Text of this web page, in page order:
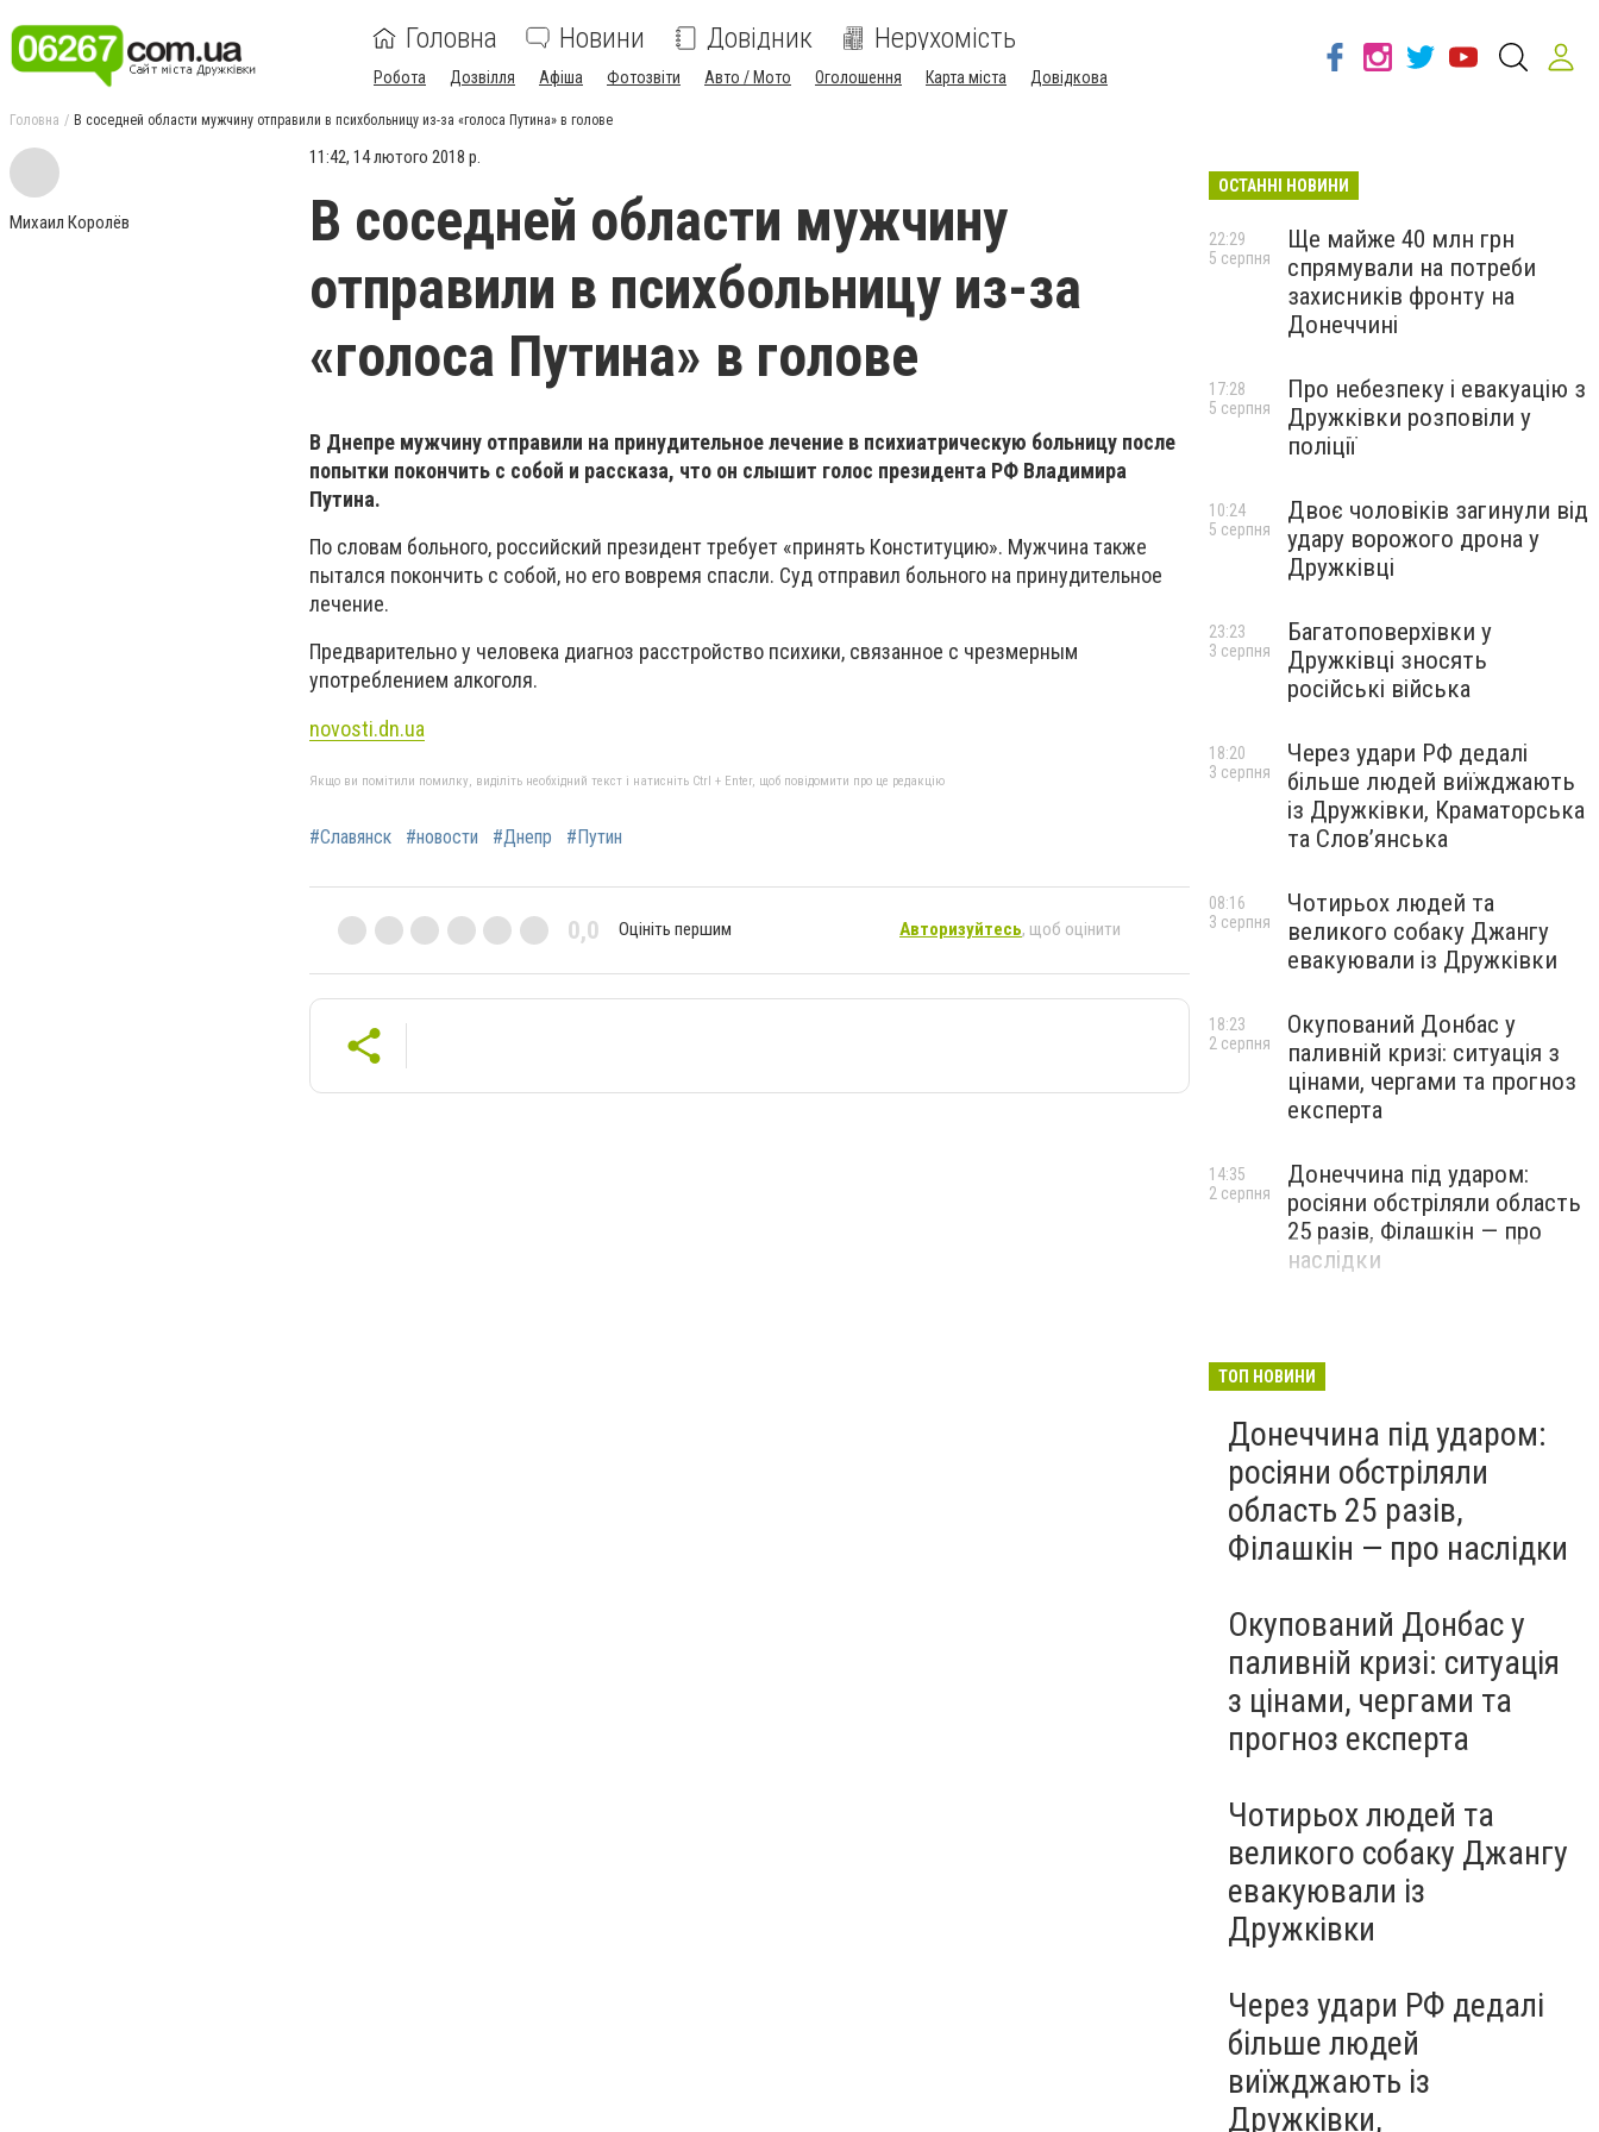
Головна Новини Довідник Нерухомість
Робота Дозвілля Афіша Фотозвіти Авто / Мото Оголошення Карта міста Довідкова
Головна В соседней области мужчину отправили в психбольницу из-за «голоса Путина» в голове
Михаил Королёв
11:42, 14 лютого 2018 р.
В соседней области мужчину
отправили в психбольницу из-за
«голоса Путина» в голове
В Днепре мужчину отправили на принудительное лечение в психиатрическую больницу после
попытки покончить с собой и рассказа, что он слышит голос президента РФ Владимира
Путина.
По словам больного, российский президент требует «принять Конституцию». Мужчина также
пытался покончить с собой, но его вовремя спасли. Суд отправил больного на принудительное
лечение.
Предварительно у человека диагноз расстройство психики, связанное с чрезмерным
употреблением алкоголя.
novosti.dn.ua
Якщо ви помітили помилку, виділіть необхідний текст і натисніть Ctrl + Enter, щоб повідомити про це редакцію
#Славянск #новости #Днепр #Путин
0,0 Оцініть першим Авторизуйтесь, щоб оцінити
ОСТАННІ НОВИНИ
Ще майже 40 млн грн
спрямували на потреби
захисників фронту на
Донеччині
22:29
5 серпня
Про небезпеку і евакуацію з
Дружківки розповіли у
поліції
17:28
5 серпня
Двоє чоловіків загинули від
удару ворожого дрона у
Дружківці
10:24
5 серпня
Багатоповерхівки у
Дружківці зносять
російські війська
23:23
3 серпня
Через удари РФ дедалі
більше людей виїжджають
із Дружківки, Краматорська
та Слов’янська
18:20
3 серпня
Чотирьох людей та
великого собаку Джангу
евакуювали із Дружківки
08:16
3 серпня
Окупований Донбас у
паливній кризі: ситуація з
цінами, чергами та прогноз
експерта
18:23
2 серпня
Донеччина під ударом:
росіяни обстріляли область
25 разів, Філашкін — про
наслідки
14:35
2 серпня
ТОП НОВИНИ
Донеччина під ударом:
росіяни обстріляли
область 25 разів,
Філашкін — про наслідки
Окупований Донбас у
паливній кризі: ситуація
з цінами, чергами та
прогноз експерта
Чотирьох людей та
великого собаку Джангу
евакуювали із
Дружківки
Через удари РФ дедалі
більше людей
виїжджають із
Дружківки,